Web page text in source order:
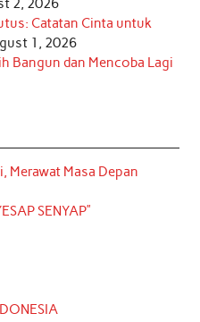
2, 2026
Catatan Cinta untuk
1, 2026
Bangun dan Mencoba Lagi
Merawat Masa Depan
SENYAP”